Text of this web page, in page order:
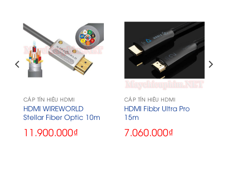
CÁP TÍN HIỆU HDMI
HDMI WIREWORLD
Stellar Fiber Optic 10m
11.900.000₫
CÁP TÍN HIỆU HDMI
HDMI Fibbr Ultra Pro
15m
7.060.000₫